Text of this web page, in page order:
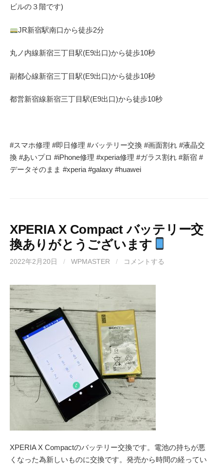
ビルの３階です)
JR新宿駅南口から徒歩2分
丸ノ内線新宿三丁目駅(E9出口)から徒歩10秒
副都心線新宿三丁目駅(E9出口)から徒歩10秒
都営新宿線新宿三丁目駅(E9出口)から徒歩10秒
#スマホ修理 #即日修理 #バッテリー交換 #画面割れ #液晶交
換 #あいプロ #iPhone修理 #xperia修理 #ガラス割れ #新宿 #
データそのまま #xperia #galaxy #huawei
XPERIA X Compact バッテリー交
換ありがとうございます
2022年2月20日 / WPMASTER / コメントする
XPERIA X Compactのバッテリー交換です。電池の持ちが悪
くなった為新しいものに交換です。発売から時間の経ってい